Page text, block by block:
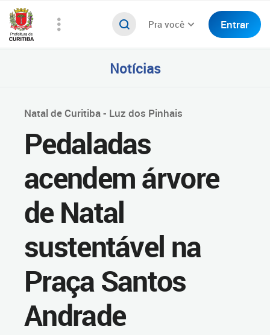
Pra você Entrar
Notícias
Natal de Curitiba - Luz dos Pinhais
Pedaladas
acendem árvore
de Natal
sustentável na
Praça Santos
Andrade